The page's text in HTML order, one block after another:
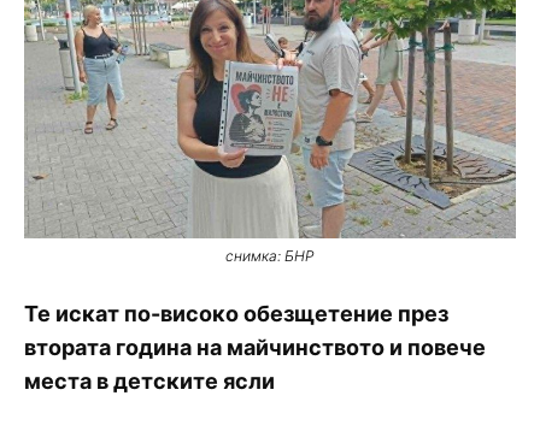
снимка: БНР
Те искат по-високо обезщетение през
втората година на майчинството и повече
места в детските ясли